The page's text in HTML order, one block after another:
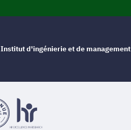
Institut d'ingénierie et de management